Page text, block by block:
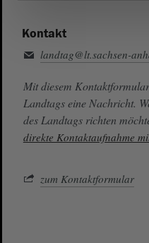
Kontakt
landtag@lt.sachsen-
Mit diesem
Landtags eine Nachricht.
des Landtags richten
direkte Kontaktaufnahme
zum Kontaktformular